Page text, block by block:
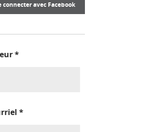
connecter avec Facebook
*
*